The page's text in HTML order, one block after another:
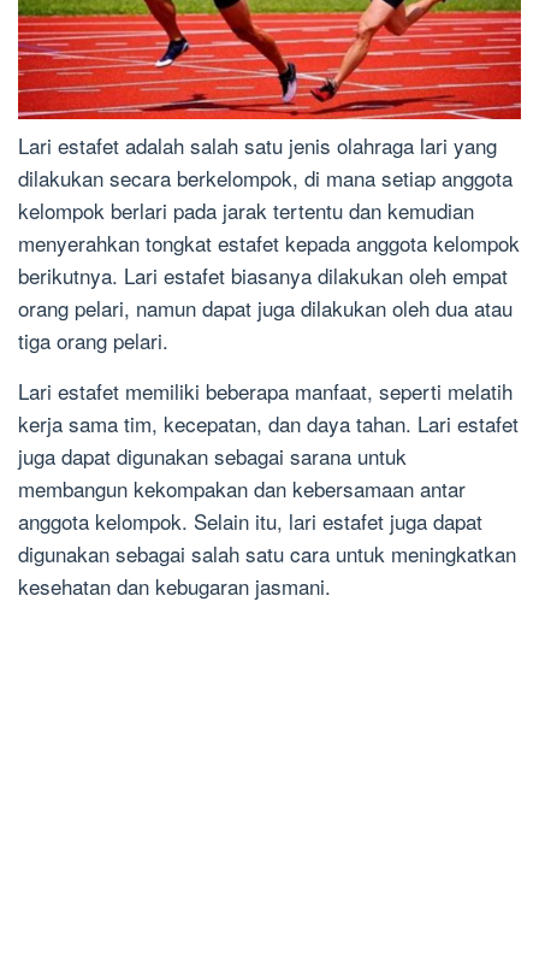
Lari estafet adalah salah satu jenis olahraga lari yang
dilakukan secara berkelompok, di mana setiap anggota
kelompok berlari pada jarak tertentu dan kemudian
menyerahkan tongkat estafet kepada anggota kelompok
berikutnya. Lari estafet biasanya dilakukan oleh empat
orang pelari, namun dapat juga dilakukan oleh dua atau
tiga orang pelari.
Lari estafet memiliki beberapa manfaat, seperti melatih
kerja sama tim, kecepatan, dan daya tahan. Lari estafet
juga dapat digunakan sebagai sarana untuk
membangun kekompakan dan kebersamaan antar
anggota kelompok. Selain itu, lari estafet juga dapat
digunakan sebagai salah satu cara untuk meningkatkan
kesehatan dan kebugaran jasmani.